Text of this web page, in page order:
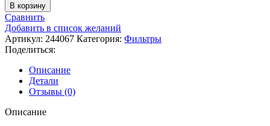
В корзину
Сравнить
Добавить в список желаний
Артикул: 244067 Категория: Фильтры
Поделиться:
Описание
Детали
Отзывы (0)
Описание